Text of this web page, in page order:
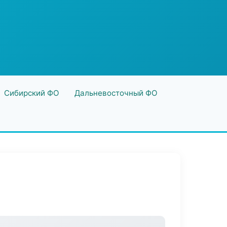
Сибирский ФО Дальневосточный ФО